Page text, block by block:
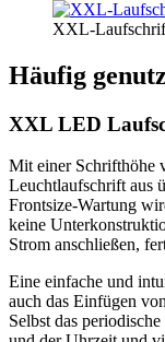
XXL-
Häufig
XXL LED
Mit einer Schrifthöhe
Leuchtlaufschrift aus
Frontsize-Wartung
keine
Strom anschließen,
Eine einfache und
auch das Einfügen
Selbst das